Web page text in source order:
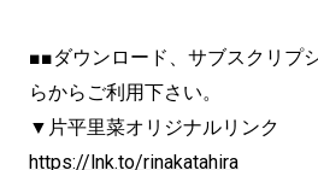
■■ダウンロード、サブスクリプ
らからご利用下さい。
▼片平里菜オリジナルリンク
https://lnk.to/rinakatahira